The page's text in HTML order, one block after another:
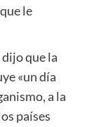
le
que la
«un día
a la
países